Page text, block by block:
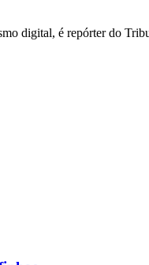
digital, é repórter do